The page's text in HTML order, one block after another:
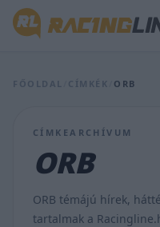
FŐOLDAL CÍMKÉK ORB
CÍMKEARCHÍVUM
ORB
ORB témájú hírek,
tartalmak a
Mi
lesz
A
után
elmarad
a
Rally
is